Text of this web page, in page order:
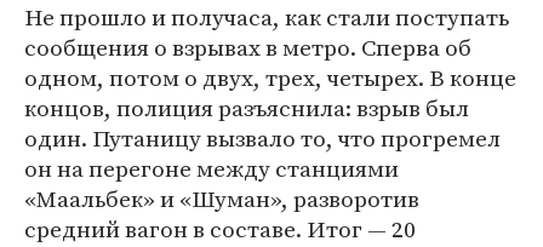
Не прошло и получаса, как стали поступать
сообщения о взрывах в метро. Сперва об
одном, потом о двух, трех, четырех. В конце
концов, полиция разъяснила: взрыв был
один. Путаницу вызвало то, что прогремел
он на перегоне между станциями
«Маальбек» и «Шуман», разворотив
средний вагон в составе. Итог — 20